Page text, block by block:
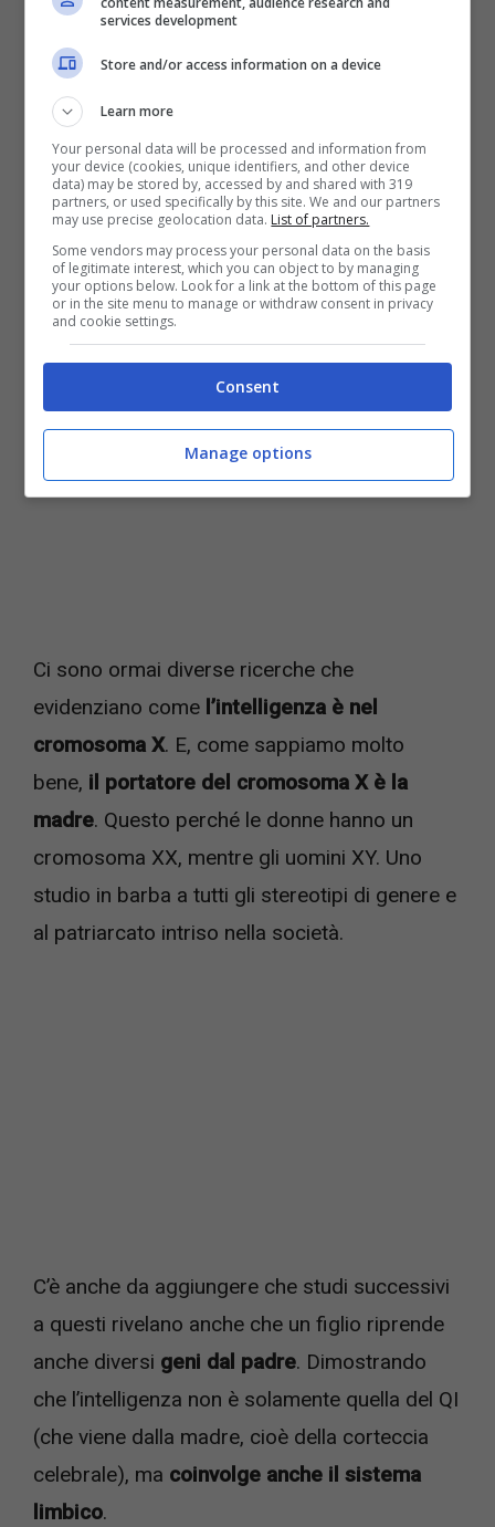
Intelligenza viene ereditata dalla madre o dal padre? –
Nursenews.it
Ci sono ormai diverse ricerche che
evidenziano come l’intelligenza è nel
cromosoma X. E, come sappiamo molto
bene, il portatore del cromosoma X è la
madre. Questo perché le donne hanno un
cromosoma XX, mentre gli uomini XY. Uno
studio in barba a tutti gli stereotipi di genere e
al patriarcato intriso nella società.
C’è anche da aggiungere che studi successivi
a questi rivelano anche che un figlio riprende
anche diversi geni dal padre. Dimostrando
che l’intelligenza non è solamente quella del QI
(che viene dalla madre, cioè della corteccia
celebrale), ma coinvolge anche il sistema
limbico.
services development
Store and/or access information on a device
Learn more
Your personal data will be processed and information from
your device (cookies, unique identifiers, and other device
data) may be stored by, accessed by and shared with 319
partners, or used specifically by this site. We and our partners
may use precise geolocation data. List of partners.
Some vendors may process your personal data on the basis
of legitimate interest, which you can object to by managing
your options below. Look for a link at the bottom of this page
or in the site menu to manage or withdraw consent in privacy
and cookie settings.
Consent
Manage options